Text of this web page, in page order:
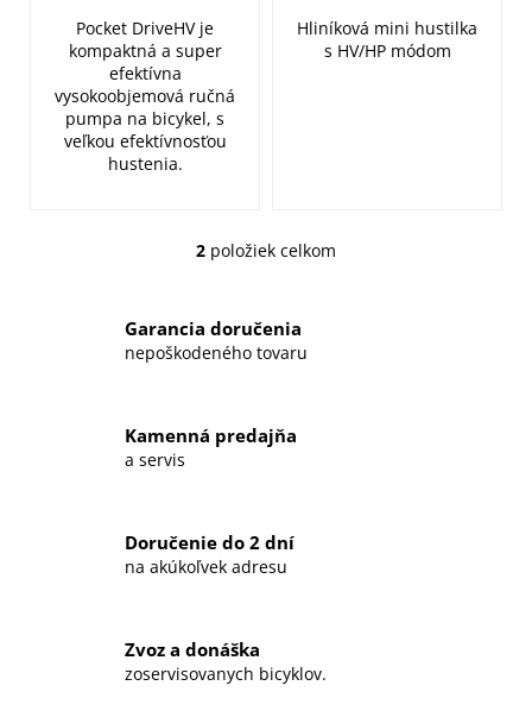
Pocket DriveHV je
kompaktná a super
efektívna
vysokoobjemová ručná
pumpa na bicykel, s
veľkou efektívnosťou
hustenia.
Hliníková mini hustilka
s HV/HP módom
O
á
d
i
v
k
p
2 položiek celkom
Garancia doručenia
nepoškodeného tovaru
Kamenná predajňa
a servis
Doručenie do 2 dní
na akúkoľvek adresu
Zvoz a donáška
zoservisovanych bicyklov.